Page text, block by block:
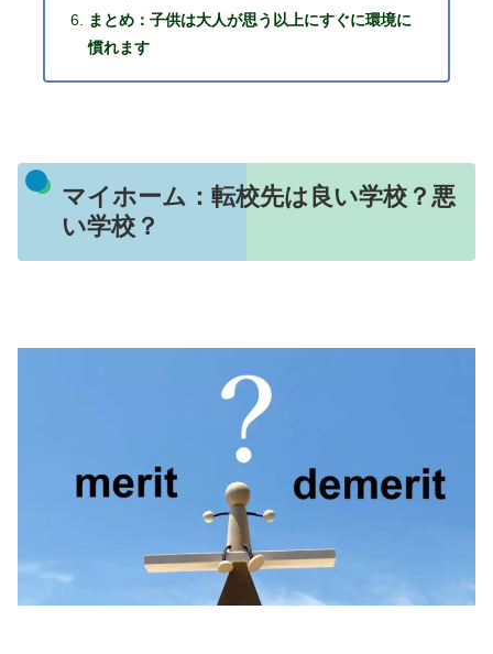
まとめ：子供は大人が思う以上にすぐに環境に
慣れます
マイホーム：転校先は良い学校？悪
い学校？